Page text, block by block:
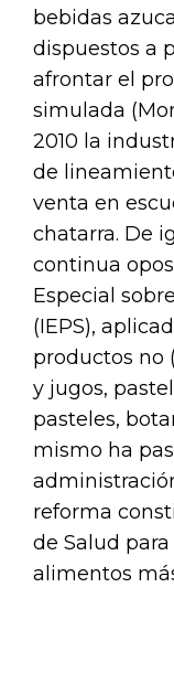
bebidas
dispuestos a
afrontar el
simulada
2010 la
de
venta en
chatarra. De
continua
Especial
(IEPS),
productos no
y jugos,
pasteles,
mismo ha
reforma
de Salud
alimentos